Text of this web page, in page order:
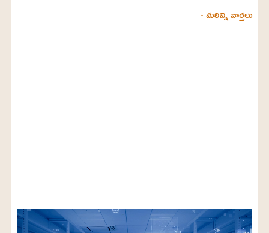
- మరిన్ని వార్తలు